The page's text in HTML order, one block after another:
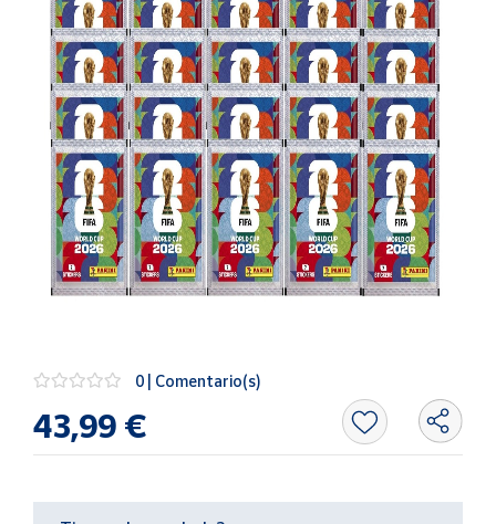
Oficina y
Papelería
Para Canarias,
Ceuta y Melilla
populares
Bono
Cultural
Nuestros
novedades
de Correos
Market
0 | Comentario(s)
43,99 €